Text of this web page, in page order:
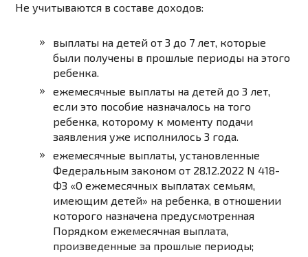
Не учитываются в составе доходов:
выплаты на детей от 3 до 7 лет, которые
были получены в прошлые периоды на этого
ребенка.
ежемесячные выплаты на детей до 3 лет,
если это пособие назначалось на того
ребенка, которому к моменту подачи
заявления уже исполнилось 3 года.
ежемесячные выплаты, установленные
Федеральнымзаконом от 28.12.2022 N 418-
ФЗ «О ежемесячных выплатах семьям,
имеющим детей» на ребенка, в отношении
которого назначена предусмотренная
Порядком ежемесячная выплата,
произведенные за прошлые периоды;